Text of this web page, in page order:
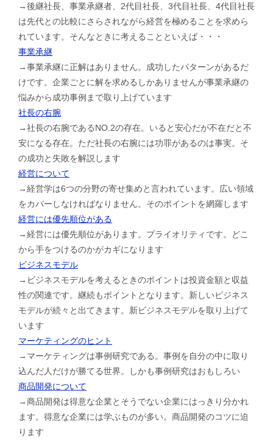
→後継社長、事業承継者、2代目社長、3代目社長、4代目社長
は先代との比較にさらされながら経営を極めることを求めら
れています。そんなときに考えることといえば・・・
事業承継
→事業承継に正解はありません。成功したパターンがあるだ
けです。企業ごとに解を求めるしかありませんが事業承継の
悩みから成功事例まで取り上げています
社長の右腕
→社長の右腕であるNO.2の存在。いると安心だが不在だと不
安になる存在。ただ社長の右腕には功罪があるのは事実。そ
の成功と失敗を解説します
経営について
→経営学は6つの分野の寄せ集めと言われています。広い領域
をカバーしなければなりません。そのポイントを網羅します
経営には優先順位がある
→経営には優先順位があります。プライオリティです。どこ
から手をつけるのかがカギになります
ビジネスモデル
→ビジネスモデルを考えるときのポイントは投資金額と収益
性の関連です。継続もポイントとなります。新しいビジネス
モデルが続々と出てきます。新ビジネスモデルを取り上げて
います
マーケティングのヒント
→マーケティングは事例研究である。事例を自分の中に取り
込んだ人だけが勝てる世界。しかも事例研究はおもしろい
商品開発について
→商品開発は得意な企業とそうでない企業にはっきり分かれ
ます。得意な企業には学ぶものが多い。商品開発のコツに迫
ります